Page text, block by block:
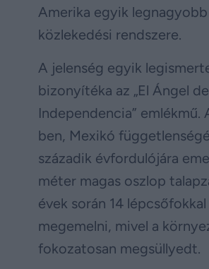
Amerika egyik
közlekedési rendszere.
A jelenség egyik
bizonyítéka az „El Ángel
Independencia” emlékmű.
ben, Mexikó
századik évfordulójára
méter magas oszlop
évek során 14
megemelni, mivel a
fokozatosan megsüllyedt.